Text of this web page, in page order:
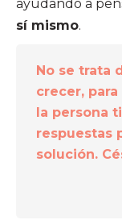
ayudando a
sí mismo.
No se trata
crecer,
la persona
respuestas
solución.